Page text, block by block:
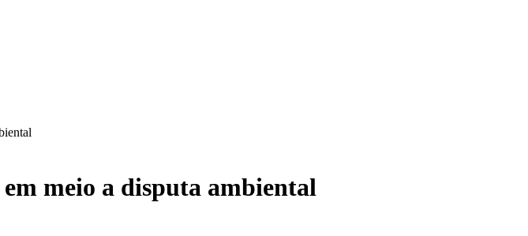
meio a disputa ambiental